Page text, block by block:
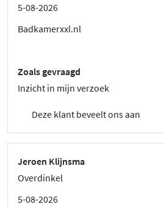
5-08-2026
Badkamerxxl.nl
Zoals gevraagd
Inzicht in mijn verzoek
Deze klant beveelt ons aan
Jeroen Klijnsma
Overdinkel
5-08-2026